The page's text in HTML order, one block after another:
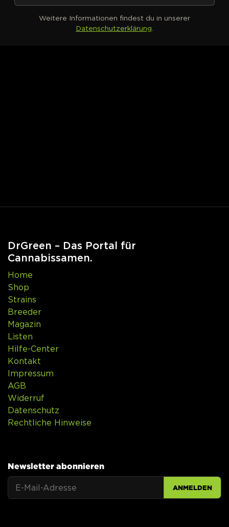
Kein Produkt definiert
DrGreen – Das Portal für
Cannabissamen.
Home
Shop
Strains
Breeder
Magazin
Listen
Hilfe-Center
Kontakt
Impressum
AGB
Widerruf
Datenschutz
Rechtliche Hinweise
Newsletter abonnieren
ANMELDEN
Weitere Informationen findest du in unserer
Datenschutzerklärung